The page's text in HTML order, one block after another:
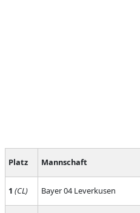
Platz Mannschaft
1 (CL) Bayer 04 Leverkusen